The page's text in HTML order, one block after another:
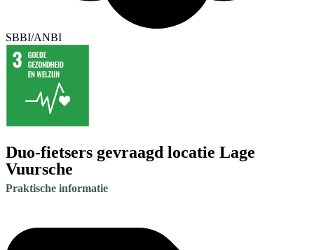
SBBI/ANBI
Duo-fietsers gevraagd locatie Lage
Vuursche
Praktische informatie